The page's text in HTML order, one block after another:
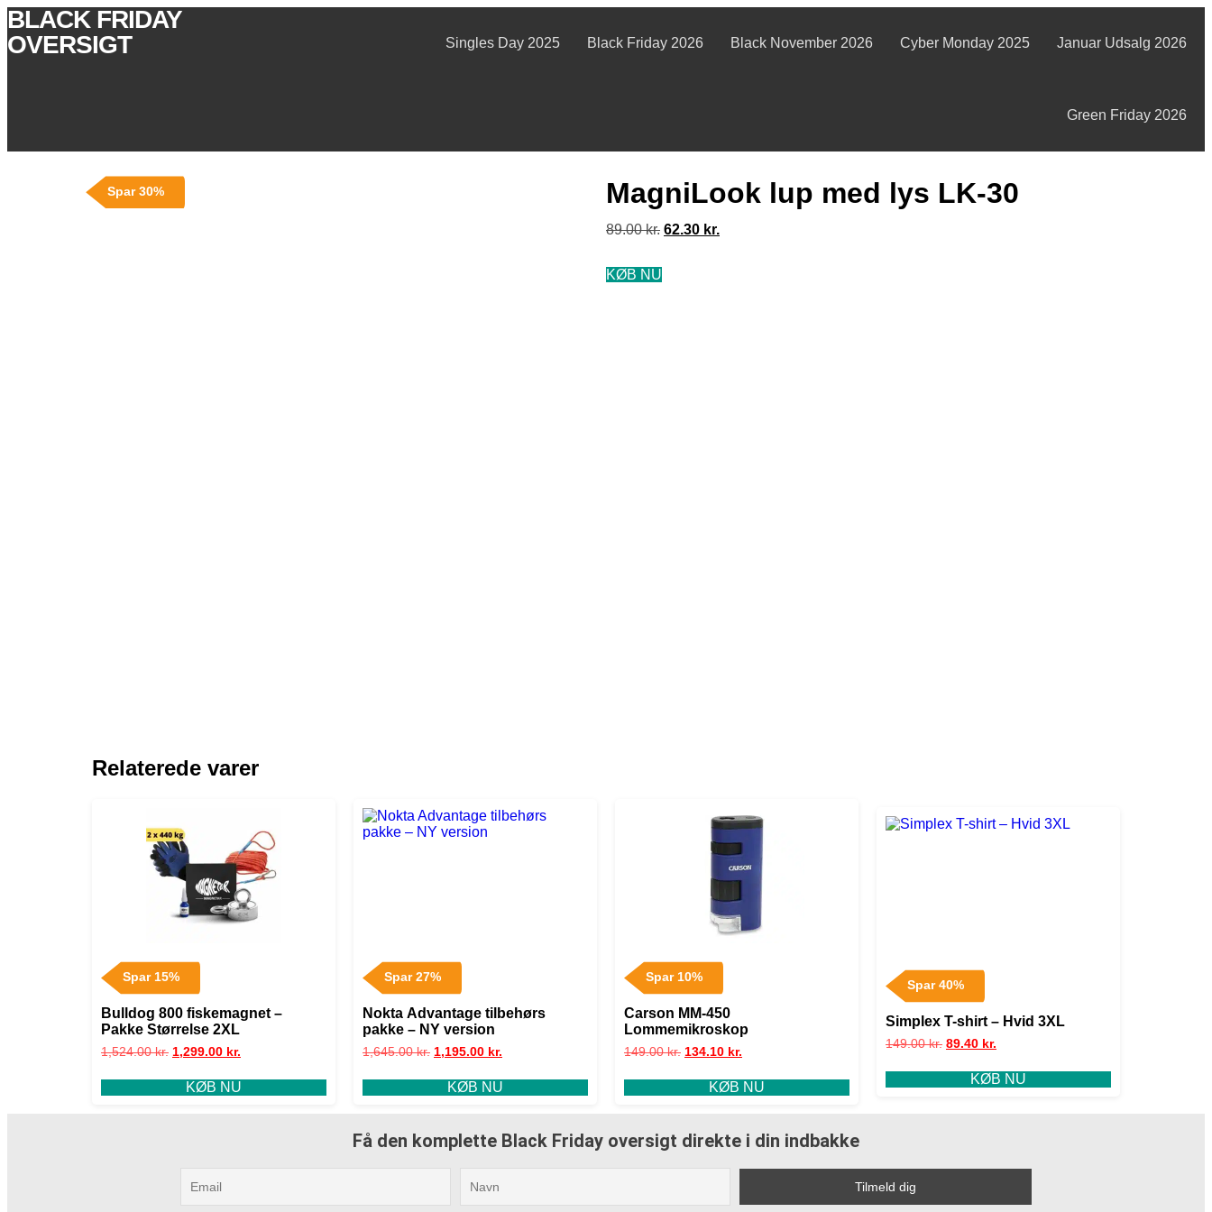
BLACK FRIDAY
OVERSIGT
Singles Day 2025 Black Friday 2026 Black November 2026 Cyber Monday 2025 Januar Udsalg 2026
Green Friday 2026
Spar 30% MagniLook lup med lys LK-30
89.00kr. 62.30 kr.
KØB NU
Relaterede varer
Spar 15%
Bulldog 800 fiskemagnet –
Pakke Størrelse 2XL
1,524.00kr. 1,299.00 kr.
KØB NU
Spar 27%
Nokta Advantage tilbehørs
pakke – NY version
1,645.00kr. 1,195.00 kr.
KØB NU
Spar 10%
Carson MM-450
Lommemikroskop
149.00kr. 134.10 kr.
KØB NU
Spar 40%
Simplex T-shirt – Hvid 3XL
149.00kr. 89.40 kr.
KØB NU
Få den komplette Black Friday oversigt direkte i din indbakke